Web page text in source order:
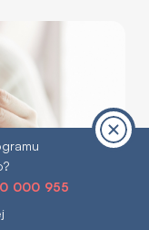
000 955